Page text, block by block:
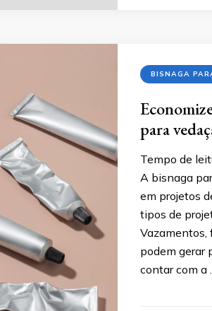
BISNAGA
para
Tempo de
A bisnaga
em projetos
tipos de
Vazamentos,
podem gerar
contar com a …